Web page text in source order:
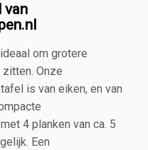
van
om grotere
Onze
is van eiken, en van
4 planken van ca. 5
Een